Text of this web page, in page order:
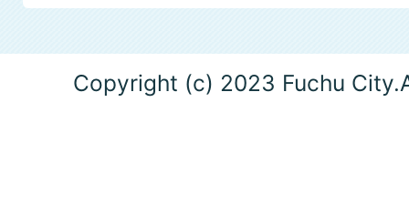
Copyright (c) 2023 Fuchu